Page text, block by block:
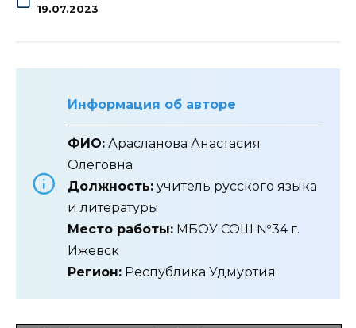
19.07.2023
Информация об авторе
ФИО: Арасланова Анастасия
Олеговна
Должность: учитель русского языка
и литературы
Место работы: МБОУ СОШ №34 г.
Ижевск
Регион: Республика Удмуртия